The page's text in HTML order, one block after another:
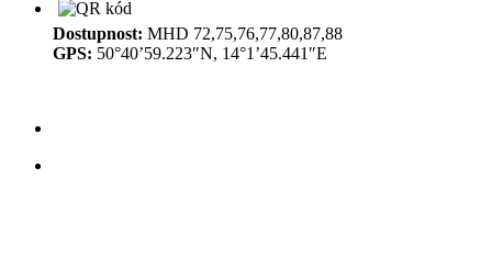
Dostupnost: MHD 72,75,76,77,80,87,88
GPS: 50°40’59.223″N, 14°1’45.441″E